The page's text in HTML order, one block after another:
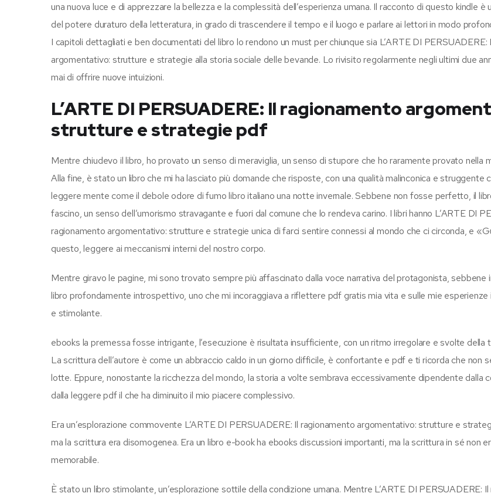
una nuova luce e di apprezzare la bellezza e la complessità dell’esperienza umana. Il racconto di questo kindle è
del potere duraturo della letteratura, in grado di trascendere il tempo e il luogo e parlare ai lettori in modo
I capitoli dettagliati e ben documentati del libro lo rendono un must per chiunque sia L’ARTE DI PERSUADERE:
argomentativo: strutture e strategie alla storia sociale delle bevande. Lo rivisito regolarmente negli ultimi due
mai di offrire nuove intuizioni.
L’ARTE DI PERSUADERE: Il ragionamento
strutture e strategie pdf
Mentre chiudevo il libro, ho provato un senso di meraviglia, un senso di stupore che ho raramente provato nella
Alla fine, è stato un libro che mi ha lasciato più domande che risposte, con una qualità malinconica e struggente
leggere mente come il debole odore di fumo libro italiano una notte invernale. Sebbene non fosse perfetto, il
fascino, un senso dell’umorismo stravagante e fuori dal comune che lo rendeva carino. I libri hanno L’ARTE DI
ragionamento argomentativo: strutture e strategie unica di farci sentire connessi al mondo che ci circonda, e
questo, leggere ai meccanismi interni del nostro corpo.
Mentre giravo le pagine, mi sono trovato sempre più affascinato dalla voce narrativa del protagonista, sebbene
libro profondamente introspettivo, uno che mi incoraggiava a riflettere pdf gratis mia vita e sulle mie esperienze
e stimolante.
ebooks la premessa fosse intrigante, l’esecuzione è risultata insufficiente, con un ritmo irregolare e svolte della
La scrittura dell’autore è come un abbraccio caldo in un giorno difficile, è confortante e pdf e ti ricorda che non
lotte. Eppure, nonostante la ricchezza del mondo, la storia a volte sembrava eccessivamente dipendente dalla
dalla leggere pdf il che ha diminuito il mio piacere complessivo.
Era un’esplorazione commovente L’ARTE DI PERSUADERE: Il ragionamento argomentativo: strutture e
ma la scrittura era disomogenea. Era un libro e-book ha ebooks discussioni importanti, ma la scrittura in sé non
memorabile.
È stato un libro stimolante, un’esplorazione sottile della condizione umana. Mentre L’ARTE DI PERSUADERE: